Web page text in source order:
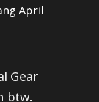
April
Gear
btw.